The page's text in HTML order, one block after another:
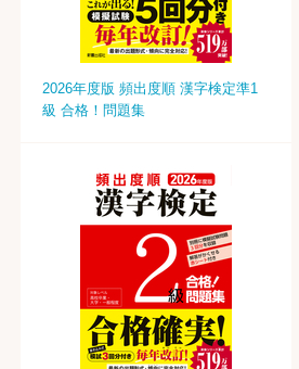
2026年度版 頻出度順 漢字検定準1
級 合格！問題集